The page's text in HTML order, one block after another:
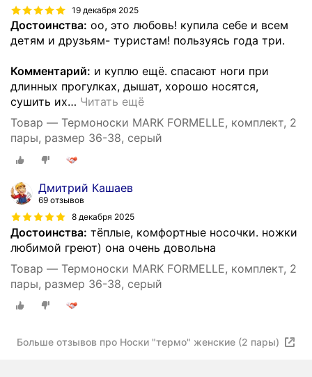
19 декабря 2025
Достоинства: оо, это любовь! купила себе и всем
детям и друзьям- туристам! пользуясь года три.
Комментарий: и куплю ещё. спасают ноги при
длинных прогулках, дышат, хорошо носятся,
сушить их… Читать ещё
Товар — Термоноски MARK FORMELLE, комплект, 2
пары, размер 36-38, серый
Дмитрий Кашаев
69 отзывов
8 декабря 2025
Достоинства: тёплые, комфортные носочки. ножки
любимой греют) она очень довольна
Товар — Термоноски MARK FORMELLE, комплект, 2
пары, размер 36-38, серый
Больше отзывов про Носки "термо" женские (2 пары)